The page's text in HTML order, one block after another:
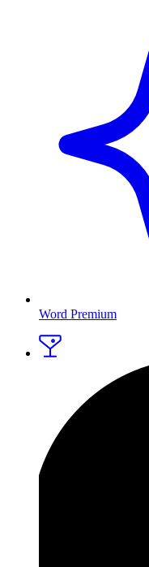
Word Premium